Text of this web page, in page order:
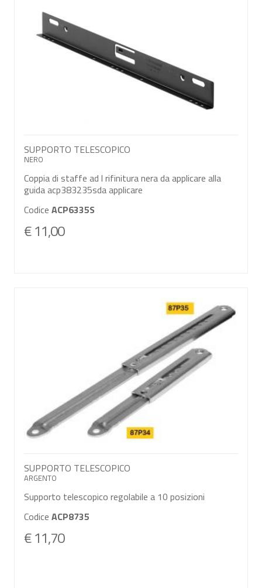
SUPPORTO TELESCOPICO
NERO
Coppia di staffe ad l rifinitura nera da applicare alla
guida acp383235sda applicare
Codice ACP6335S
€ 11,00
SUPPORTO TELESCOPICO
ARGENTO
Supporto telescopico regolabile a 10 posizioni
Codice ACP8735
€ 11,70